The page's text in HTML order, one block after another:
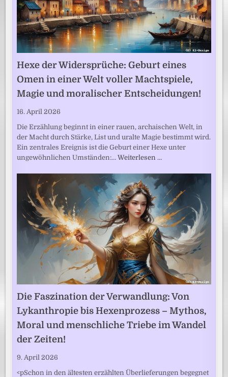
Hexe der Widersprüche: Geburt eines
Omen in einer Welt voller Machtspiele,
Magie und moralischer Entscheidungen!
16. April 2026
Die Erzählung beginnt in einer rauen, archaischen Welt, in
der Macht durch Stärke, List und uralte Magie bestimmt wird.
Ein zentrales Ereignis ist die Geburt einer Hexe unter
ungewöhnlichen Umständen:…Weiterlesen …
Die Faszination der Verwandlung: Von
Lykanthropie bis Hexenprozess – Mythos,
Moral und menschliche Triebe im Wandel
der Zeiten!
9. April 2026
<pSchon in den ältesten erzählten Überlieferungen begegnet